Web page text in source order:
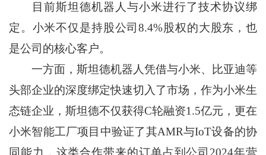
目前斯坦德机器人与小米进行了技术协议绑
定。小米不仅是持股公司8.4%股权的大股东，也
是公司的核心客户。
一方面，斯坦德机器人凭借与小米、比亚迪等
头部企业的深度绑定快速切入了市场，作为小米生
态链企业，斯坦德不仅获得C轮融资1.5亿元，更在
小米智能工厂项目中验证了其AMR与IoT设备的协